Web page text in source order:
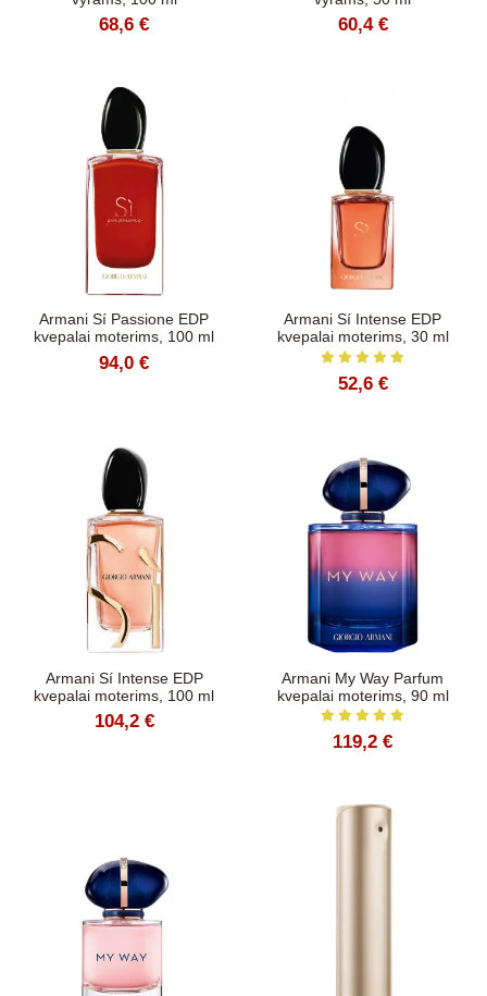
68,6 € 60,4 €
Armani Sí Passione EDP
kvepalai moterims, 100 ml
94,0 €
Armani Sí Intense EDP
kvepalai moterims, 30 ml
52,6 €
Armani Sí Intense EDP
kvepalai moterims, 100 ml
104,2 €
Armani My Way Parfum
kvepalai moterims, 90 ml
119,2 €